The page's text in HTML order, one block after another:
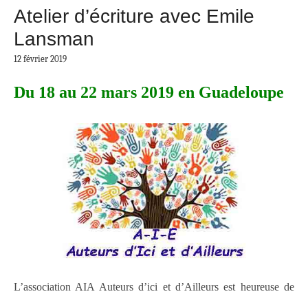
Atelier d’écriture avec Emile
Lansman
12 février 2019
Du 18 au 22 mars 2019 en Guadeloupe
L’association AIA Auteurs d’ici et d’Ailleurs est heureuse de